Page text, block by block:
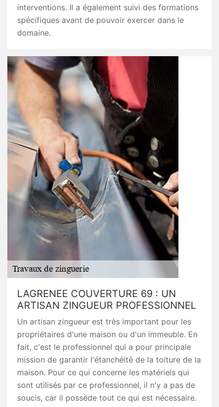
interventions. Il a également suivi des formations
spécifiques avant de pouvoir exercer dans le
domaine.
LAGRENEE COUVERTURE 69 : UN
ARTISAN ZINGUEUR PROFESSIONNEL
Un artisan zingueur est très important pour les
propriétaires d'une maison ou d'un immeuble. En
fait, c'est le professionnel qui a pour principale
mission de garantir l'étanchéité de la toiture de la
maison. Pour ce qui concerne les matériels qui
sont utilisés par ce professionnel, il n'y a pas de
soucis, car il possède tout ce qui est nécessaire.